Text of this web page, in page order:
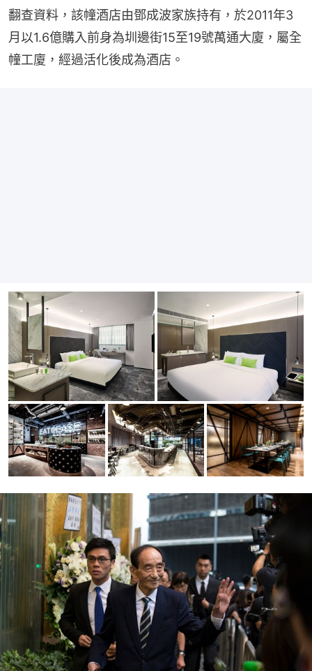
翻查資料，該幢酒店由鄧成波家族持有，於2011年3
月以1.6億購入前身為圳邊街15至19號萬通大廈，屬全
幢工廈，經過活化後成為酒店。